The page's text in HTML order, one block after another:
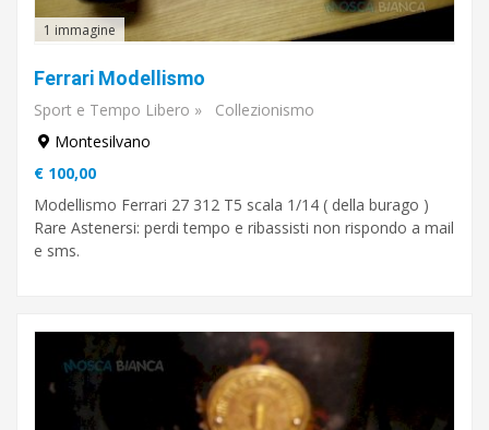
1 immagine
Ferrari Modellismo
Sport e Tempo Libero »
Collezionismo
Montesilvano
€ 100,00
Modellismo Ferrari 27 312 T5 scala 1/14 ( della burago )
Rare Astenersi: perdi tempo e ribassisti non rispondo a mail
e sms.